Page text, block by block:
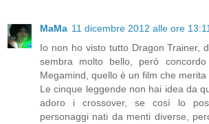
MaMa 11 dicembre 2012 alle ore 13:11
Io non ho visto tutto Dragon Trainer,
sembra molto bello, però
Megamind, quello è un film che merita
Le cinque leggende non hai idea da
adoro i crossover, se così lo
personaggi nati da menti diverse,